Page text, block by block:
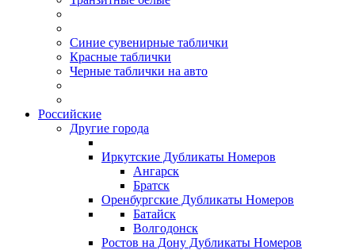
Синие сувенирные таблички
Красные таблички
Черные таблички на авто
Российские
Другие города
Иркутские Дубликаты Номеров
Ангарск
Братск
Оренбургские Дубликаты Номеров
Батайск
Волгодонск
Ростов на Дону Дубликаты Номеров